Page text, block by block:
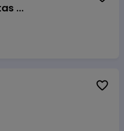
Veiklos užtikrinimo ir atitikties vyr. ekspertas (-ė) (Vilnius, LT)